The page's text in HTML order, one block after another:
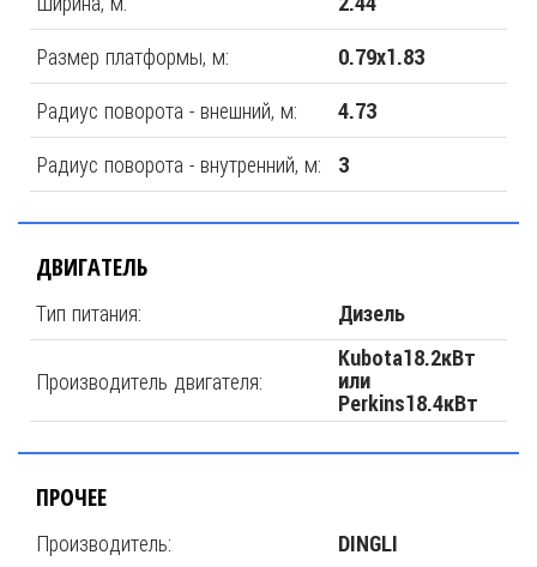
Размер платформы, м: 0.79х1.83
Радиус поворота - внешний, м: 4.73
Радиус поворота - внутренний, м: 3
ДВИГАТЕЛЬ
Тип питания: Дизель
Производитель двигателя:
Kubota18.2кВт
или
Perkins18.4кВт
ПРОЧЕЕ
Производитель: DINGLI